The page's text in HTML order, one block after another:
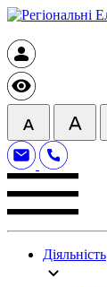
Діяльність